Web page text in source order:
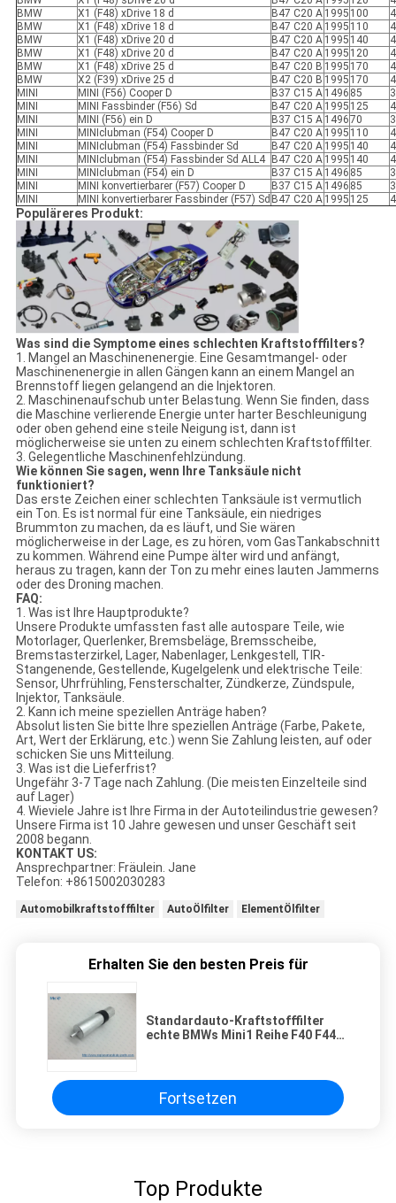
BMW
X1 (F48) xDrive 18 d B47 C20 A 1995 100
4
BMW
X1 (F48) xDrive 18 d B47 C20 A 1995 110
4
BMW
X1 (F48) xDrive 20 d B47 C20 A 1995 140
4
BMW
X1 (F48) xDrive 20 d B47 C20 A 1995 120
4
BMW
X1 (F48) xDrive 25 d B47 C20 B 1995 170
4
BMW
X2 (F39) xDrive 25 d B47 C20 B 1995 170
4
MINI
MINI (F56) Cooper D B37 C15 A 1496 85
3
MINI
MINI Fassbinder (F56) Sd B47 C20 A 1995 125
4
MINI
MINI (F56) ein D B37 C15 A 149670
3
MINI
MINIclubman (F54) Cooper D B47 C20 A 1995 110
4
MINI
MINIclubman (F54) Fassbinder Sd B47 C20 A 1995 140
4
MINI
MINIclubman (F54) Fassbinder Sd ALL4 B47 C20 A 1995 140
4
MINI
MINIclubman (F54) ein D B37 C15 A 1496 85
3
MINI
MINI konvertierbarer (F57) Cooper D B37 C15 A 1496 85
3
MINI
MINI konvertierbarer Fassbinder (F57) Sd B47 C20 A 1995 125 4
Populäreres Produkt:
Was sind die Symptome eines schlechten Kraftstofffilters?
1. Mangel an Maschinenenergie. Eine Gesamtmangel- oder
Maschinenenergie in allen Gängen kann an einem Mangel an
Brennstoff liegen gelangend an die Injektoren.
2. Maschinenaufschub unter Belastung. Wenn Sie finden, dass
die Maschine verlierende Energie unter harter Beschleunigung
oder oben gehend eine steile Neigung ist, dann ist
möglicherweise sie unten zu einem schlechten Kraftstofffilter.
3. Gelegentliche Maschinenfehlzündung.
Wie können Sie sagen, wenn Ihre Tanksäule nicht
funktioniert?
Das erste Zeichen einer schlechten Tanksäule ist vermutlich
ein Ton. Es ist normal für eine Tanksäule, ein niedriges
Brummton zu machen, da es läuft, und Sie wären
möglicherweise in der Lage, es zu hören, vom GasTankabschnitt
zu kommen. Während eine Pumpe älter wird und anfängt,
heraus zu tragen, kann der Ton zu mehr eines lauten Jammerns
oder des Droning machen.
FAQ:
1. Was ist Ihre Hauptprodukte?
Unsere Produkte umfassten fast alle autospare Teile, wie
Motorlager, Querlenker, Bremsbeläge, Bremsscheibe,
Bremstasterzirkel, Lager, Nabenlager, Lenkgestell, TIR-
Stangenende, Gestellende, Kugelgelenk und elektrische Teile:
Sensor, Uhrfrühling, Fensterschalter, Zündkerze, Zündspule,
Injektor, Tanksäule.
2. Kann ich meine speziellen Anträge haben?
Absolut listen Sie bitte Ihre speziellen Anträge (Farbe, Pakete,
Art, Wert der Erklärung, etc.) wenn Sie Zahlung leisten, auf oder
schicken Sie uns Mitteilung.
3. Was ist die Lieferfrist?
Ungefähr 3-7 Tage nach Zahlung. (Die meisten Einzelteile sind
auf Lager)
4. Wieviele Jahre ist Ihre Firma in der Autoteilindustrie gewesen?
Unsere Firma ist 10 Jahre gewesen und unser Geschäft seit
2008 begann.
KONTAKT US:
Ansprechpartner: Fräulein. Jane
Telefon: +8615002030283
Automobilkraftstofffilter AutoÖlfilter ElementÖlfilter
Erhalten Sie den besten Preis für
Standardauto-Kraftstofffilter
echte BMWs Mini1 Reihe F40 F44
Fortsetzen
Top Produkte